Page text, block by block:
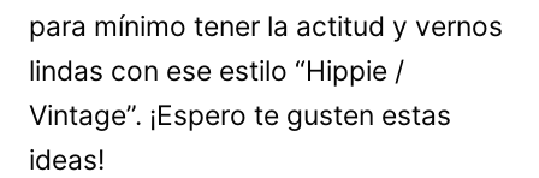
para mínimo tener la actitud y vernos
lindas con ese estilo “Hippie /
Vintage”. ¡Espero te gusten estas
ideas!